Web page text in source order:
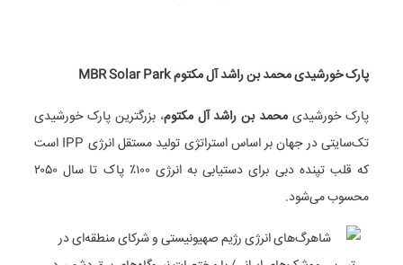
پارک خورشیدی محمد بن راشد آل مکتوم MBR Solar Park
پارک خورشیدی محمد بن راشد آل مکتوم، بزرگترین پارک خورشیدی
تک‌سایتی در جهان بر اساس استراتژی تولید مستقل انرژی IPP است
که قلب تپنده دبی برای دستیابی به انرژی ۱۰۰٪ پاک تا سال ۲۰۵۰
محسوب می‌شود.